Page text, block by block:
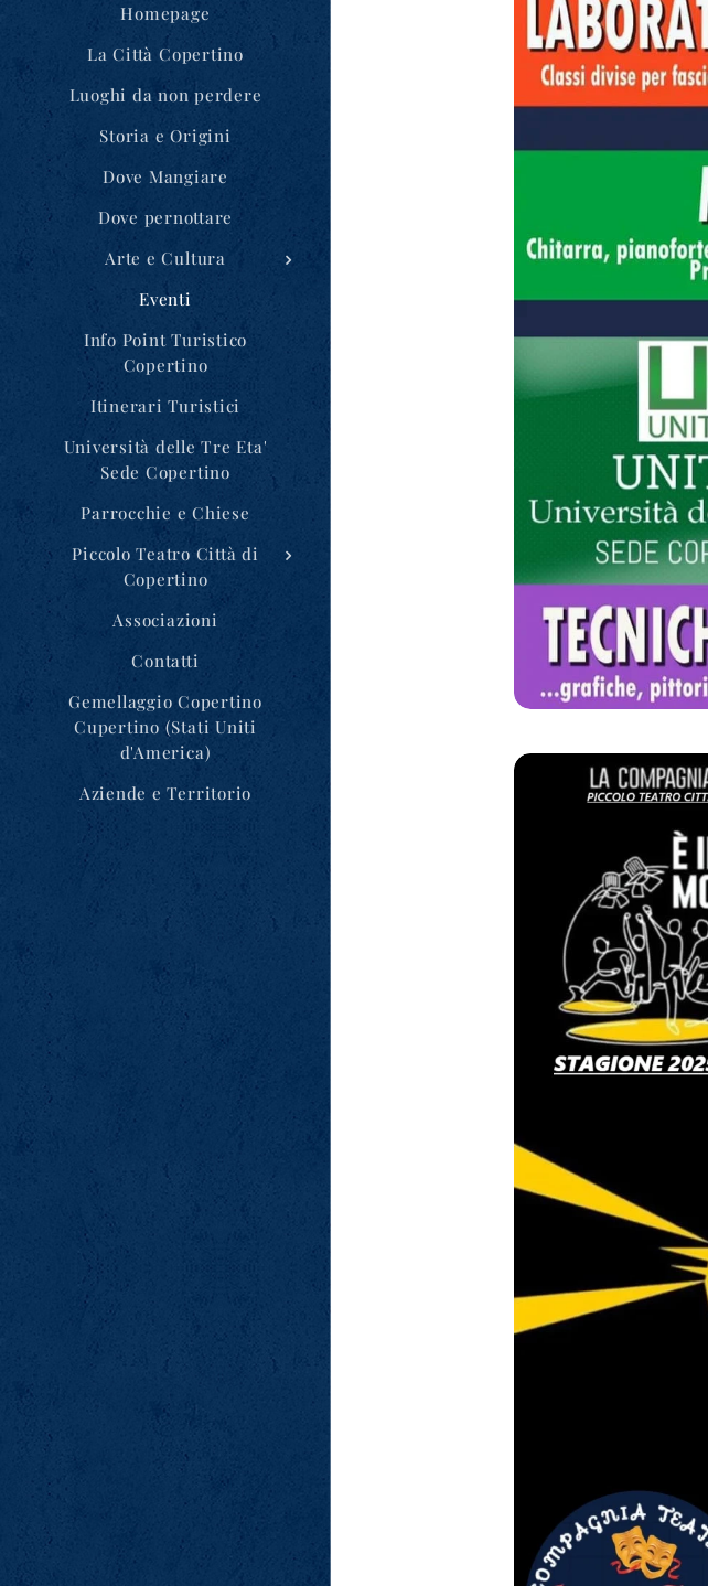
Homepage
La Città Copertino
Luoghi da non perdere
Storia e Origini
Dove Mangiare
Dove pernottare
Arte e Cultura
Eventi
Info Point Turistico
Copertino
Itinerari Turistici
Università delle Tre Eta'
Sede Copertino
Parrocchie e Chiese
Piccolo Teatro Città di
Copertino
Associazioni
Contatti
Gemellaggio Copertino
Cupertino (Stati Uniti
d'America)
Aziende e Territorio